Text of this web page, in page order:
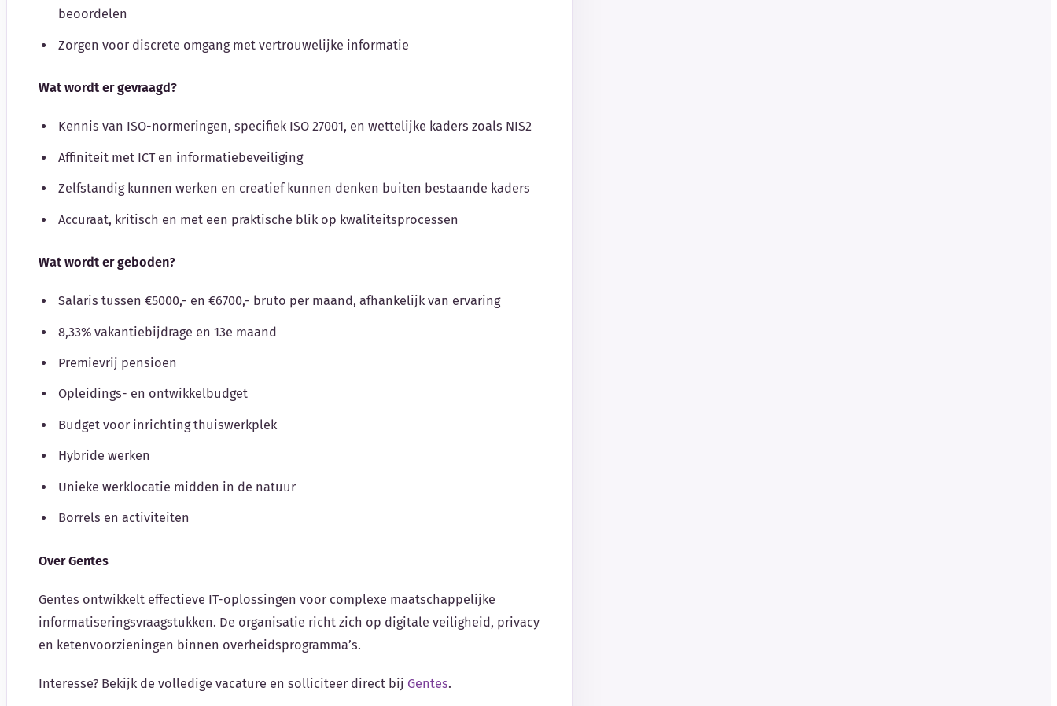
beoordelen
Zorgen voor discrete omgang met vertrouwelijke informatie
Wat wordt er gevraagd?
Kennis van ISO-normeringen, specifiek ISO 27001, en wettelijke kaders zoals NIS2
Affiniteit met ICT en informatiebeveiliging
Zelfstandig kunnen werken en creatief kunnen denken buiten bestaande kaders
Accuraat, kritisch en met een praktische blik op kwaliteitsprocessen
Wat wordt er geboden?
Salaris tussen €5000,- en €6700,- bruto per maand, afhankelijk van ervaring
8,33% vakantiebijdrage en 13e maand
Premievrij pensioen
Opleidings- en ontwikkelbudget
Budget voor inrichting thuiswerkplek
Hybride werken
Unieke werklocatie midden in de natuur
Borrels en activiteiten
Over Gentes
Gentes ontwikkelt effectieve IT-oplossingen voor complexe maatschappelijke
informatiseringsvraagstukken. De organisatie richt zich op digitale veiligheid, privacy
en ketenvoorzieningen binnen overheidsprogramma’s.
Interesse? Bekijk de volledige vacature en solliciteer direct bij Gentes.